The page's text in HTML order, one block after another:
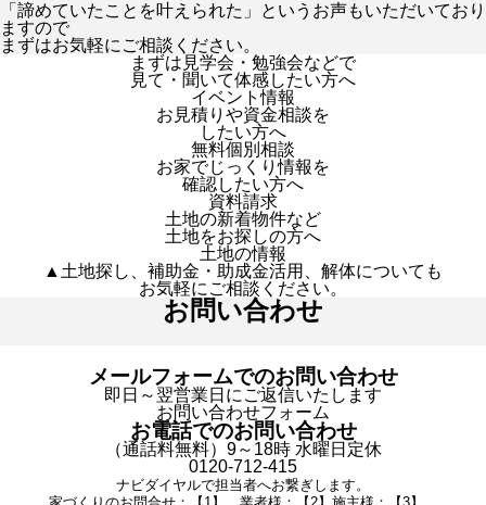
「諦めていたことを叶えられた」というお声もいただいており
ますので
まずはお気軽にご相談ください。
まずは見学会・勉強会などで
見て・聞いて体感したい方へ
イベント情報
お見積りや資金相談を
したい方へ
無料個別相談
お家でじっくり情報を
確認したい方へ
資料請求
土地の新着物件など
土地をお探しの方へ
土地の情報
▲土地探し、補助金・助成金活用、解体についても
お気軽にご相談ください。
お問い合わせ
メールフォームでのお問い合わせ
即日～翌営業日にご返信いたします
お問い合わせフォーム
お電話でのお問い合わせ
（通話料無料）9～18時 水曜日定休
0120-712-415
ナビダイヤルで担当者へお繋ぎします。